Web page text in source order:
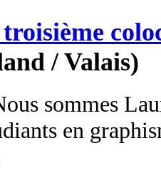
/ Valais)
sommes
en